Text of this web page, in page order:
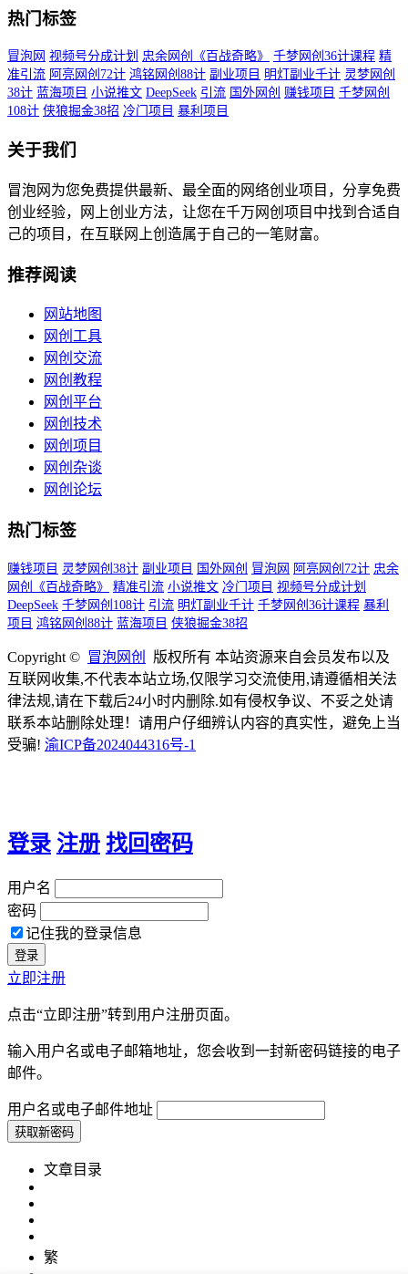
热门标签
冒泡网 视频号分成计划 忠余网创《百战奇略》 千梦网创36计课程 精
准引流 阿亮网创72计 鸿铭网创88计 副业项目 明灯副业千计 灵梦网创
38计 蓝海项目 小说推文 DeepSeek 引流 国外网创 赚钱项目 千梦网创
108计 侠狼掘金38招 冷门项目 暴利项目
关于我们
冒泡网为您免费提供最新、最全面的网络创业项目，分享免费
创业经验，网上创业方法，让您在千万网创项目中找到合适自
己的项目，在互联网上创造属于自己的一笔财富。
推荐阅读
网站地图
网创工具
网创交流
网创教程
网创平台
网创技术
网创项目
网创杂谈
网创论坛
热门标签
赚钱项目 灵梦网创38计 副业项目 国外网创 冒泡网 阿亮网创72计 忠余
网创《百战奇略》
精准引流 小说推文 冷门项目 视频号分成计划
DeepSeek 千梦网创108计 引流 明灯副业千计 千梦网创36计课程 暴利
项目 鸿铭网创88计 蓝海项目 侠狼掘金38招
Copyright © 冒泡网创
版权所有 本站资源来自会员发布以及
互联网收集,不代表本站立场,仅限学习交流使用,请遵循相关法
律法规,请在下载后24小时内删除.如有侵权争议、不妥之处请
联系本站删除处理！请用户仔细辨认内容的真实性，避免上当
受骗! 渝ICP备2024044316号-1
登录 注册 找回密码
用户名
密码
记住我的登录信息
立即注册
点击“立即注册”转到用户注册页面。
输入用户名或电子邮箱地址，您会收到一封新密码链接的电子
邮件。
用户名或电子邮件地址
文章目录
繁